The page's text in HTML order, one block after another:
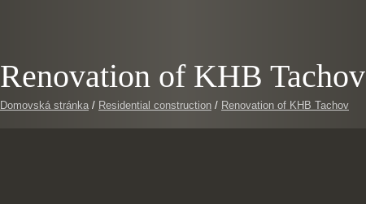
Renovation of KHB Tachov
Domovská stránka / Residential construction / Renovation of KHB Tachov